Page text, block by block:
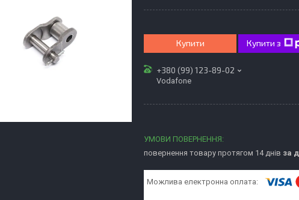
Купити Купити з
+380 (99) 123-89-02
Vodafone
повернення товару протягом 14 днів за